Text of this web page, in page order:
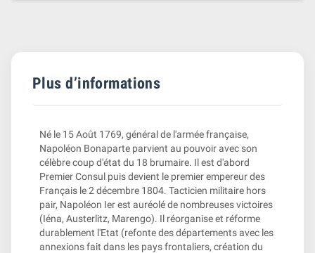
Plus d’informations
Né le 15 Août 1769, général de l'armée française,
Napoléon Bonaparte parvient au pouvoir avec son
célèbre coup d'état du 18 brumaire. Il est d'abord
Premier Consul puis devient le premier empereur des
Français le 2 décembre 1804. Tacticien militaire hors
pair, Napoléon Ier est auréolé de nombreuses victoires
(Iéna, Austerlitz, Marengo). Il réorganise et réforme
durablement l'Etat (refonte des départements avec les
annexions fait dans les pays frontaliers, création du